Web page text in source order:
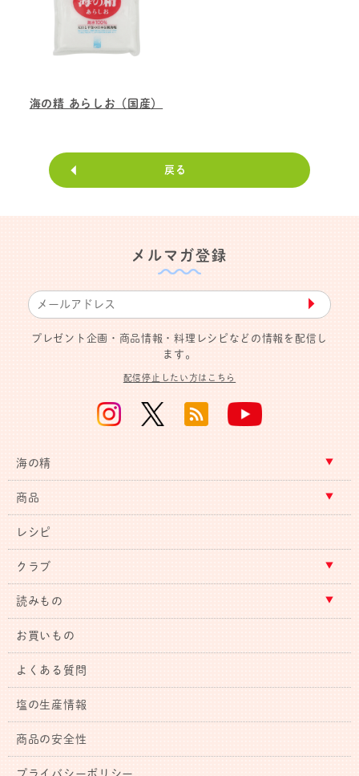
海の精 あらしお（国産）
戻る
メルマガ登録
▶︎
プレゼント企画・商品情報・料理レシピなどの情報を配信し
ます。
配信停止したい方はこちら
海の精
商品
レシピ
クラブ
読みもの
お買いもの
よくある質問
塩の生産情報
商品の安全性
プライバシーポリシー